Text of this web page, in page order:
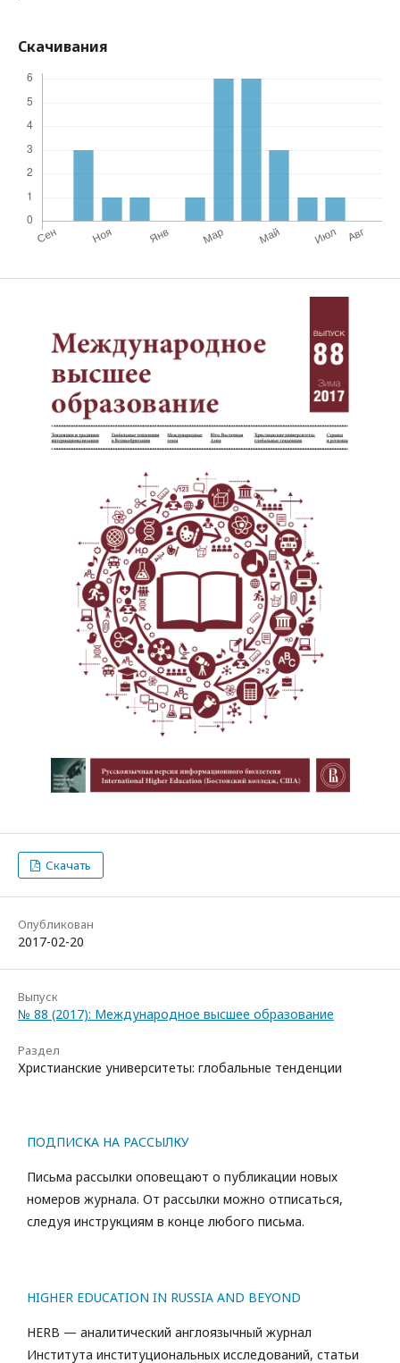
Скачивания
Скачать
Опубликован
2017-02-20
Выпуск
№ 88 (2017): Международное высшее образование
Раздел
Христианские университеты: глобальные тенденции
ПОДПИСКА НА РАССЫЛКУ
Письма рассылки оповещают о публикации новых
номеров журнала. От рассылки можно отписаться,
следуя инструкциям в конце любого письма.
HIGHER EDUCATION IN RUSSIA AND BEYOND
HERB — аналитический англоязычный журнал
Института институциональных исследований, статьи